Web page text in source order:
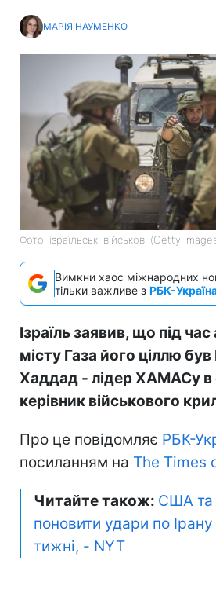
МАРІЯ НАУМЕНКО
Фото: ізраїльські військові (Getty
Вимкни хаос міжнародних
тільки важливе з РБК-
Ізраїль заявив, що під
місту Газа його ціллю був
Хаддад - лідер ХАМАСу в
керівник військового
Про це повідомляє РБК-
посиланням на The Times
Читайте також: США та
поновити удари по
тижні, - NYT